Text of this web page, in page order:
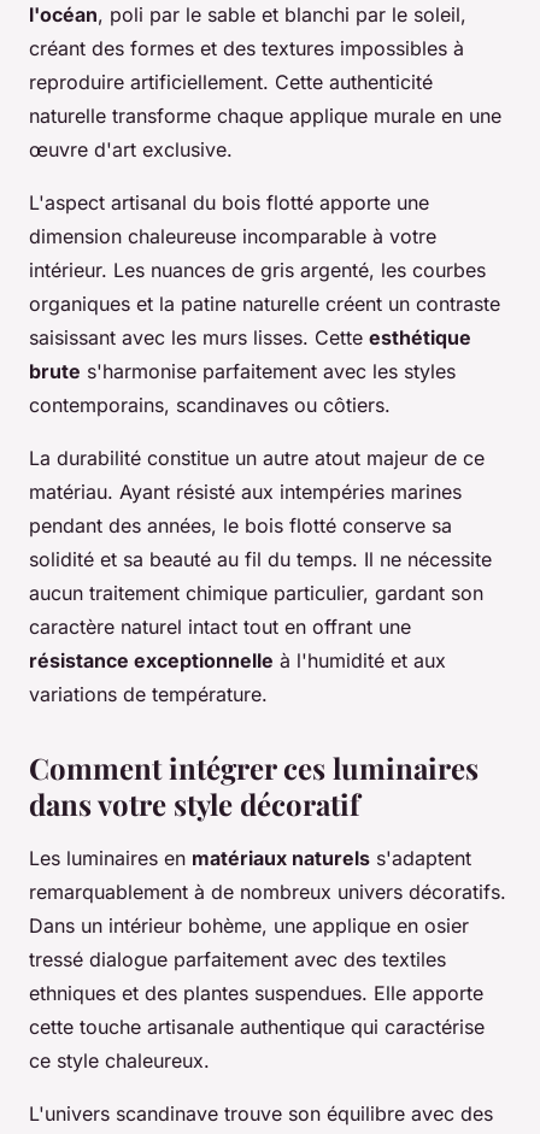
l'océan, poli par le sable et blanchi par le soleil,
créant des formes et des textures impossibles à
reproduire artificiellement. Cette authenticité
naturelle transforme chaque applique murale en une
œuvre d'art exclusive.
L'aspect artisanal du bois flotté apporte une
dimension chaleureuse incomparable à votre
intérieur. Les nuances de gris argenté, les courbes
organiques et la patine naturelle créent un contraste
saisissant avec les murs lisses. Cette esthétique
brute s'harmonise parfaitement avec les styles
contemporains, scandinaves ou côtiers.
La durabilité constitue un autre atout majeur de ce
matériau. Ayant résisté aux intempéries marines
pendant des années, le bois flotté conserve sa
solidité et sa beauté au fil du temps. Il ne nécessite
aucun traitement chimique particulier, gardant son
caractère naturel intact tout en offrant une
résistance exceptionnelle à l'humidité et aux
variations de température.
Comment intégrer ces luminaires
dans votre style décoratif
Les luminaires en matériaux naturels s'adaptent
remarquablement à de nombreux univers décoratifs.
Dans un intérieur bohème, une applique en osier
tressé dialogue parfaitement avec des textiles
ethniques et des plantes suspendues. Elle apporte
cette touche artisanale authentique qui caractérise
ce style chaleureux.
L'univers scandinave trouve son équilibre avec des